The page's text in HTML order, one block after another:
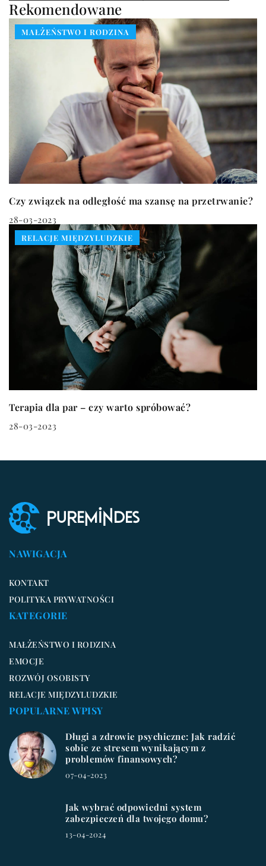
Rekomendowane
MAŁŻEŃSTWO I RODZINA
Czy związek na odległość ma szansę na przetrwanie?
28-03-2023
RELACJE MIĘDZYLUDZKIE
Terapia dla par – czy warto spróbować?
28-03-2023
NAWIGACJA
KONTAKT
POLITYKA PRYWATNOŚCI
KATEGORIE
MAŁŻEŃSTWO I RODZINA
EMOCJE
ROZWÓJ OSOBISTY
RELACJE MIĘDZYLUDZKIE
POPULARNE WPISY
Długi a zdrowie psychiczne: Jak radzić
sobie ze stresem wynikającym z
problemów finansowych?
07-04-2023
Jak wybrać odpowiedni system
zabezpieczeń dla twojego domu?
13-04-2024